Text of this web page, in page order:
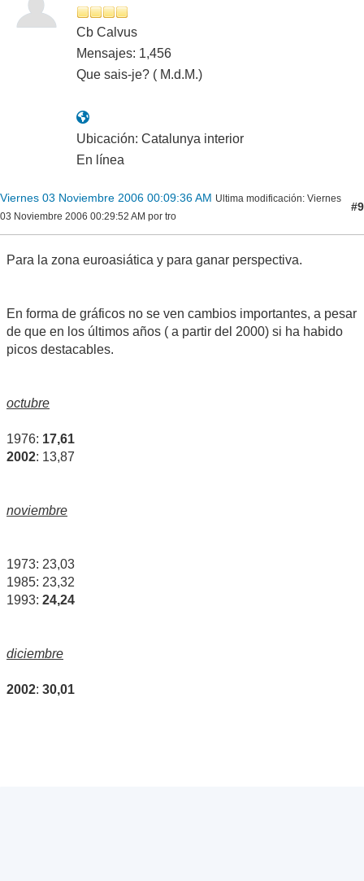
Cb Calvus
Mensajes: 1,456
Que sais-je? ( M.d.M.)
Ubicación: Catalunya interior
En línea
Viernes 03 Noviembre 2006 00:09:36 AM Ultima modificación: Viernes
03 Noviembre 2006 00:29:52 AM por tro
#9
Para la zona euroasiática y para ganar perspectiva.
En forma de gráficos no se ven cambios importantes, a pesar
de que en los últimos años ( a partir del 2000) si ha habido
picos destacables.
octubre
1976: 17,61
2002: 13,87
noviembre
1973: 23,03
1985: 23,32
1993: 24,24
diciembre
2002: 30,01